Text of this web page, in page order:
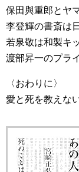
保田與重郎とヤ
李登輝の書斎は
若泉敬は和製キ
渡部昇一のプラ
〈おわりに〉
愛と死を教えな